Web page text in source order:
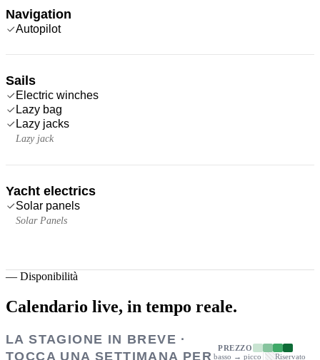
Navigation
Autopilot
Sails
Electric winches
Lazy bag
Lazy jacks
Lazy jack
Yacht electrics
Solar panels
Solar Panels
— Disponibilità
Calendario live, in tempo reale.
LA STAGIONE IN BREVE ·
TOCCA UNA SETTIMANA PER
PREZZO
basso → picco
Riservato